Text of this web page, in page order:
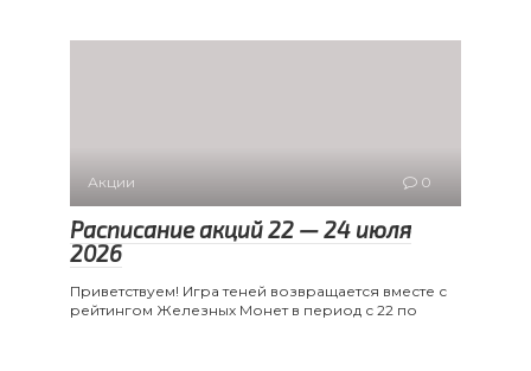
Акции 0
Расписание акций 22 — 24 июля
2026
Приветствуем! Игра теней возвращается вместе с
рейтингом Железных Монет в период с 22 по